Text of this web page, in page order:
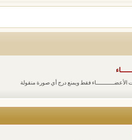
فقط ويمنع درج أي صورة منقولة